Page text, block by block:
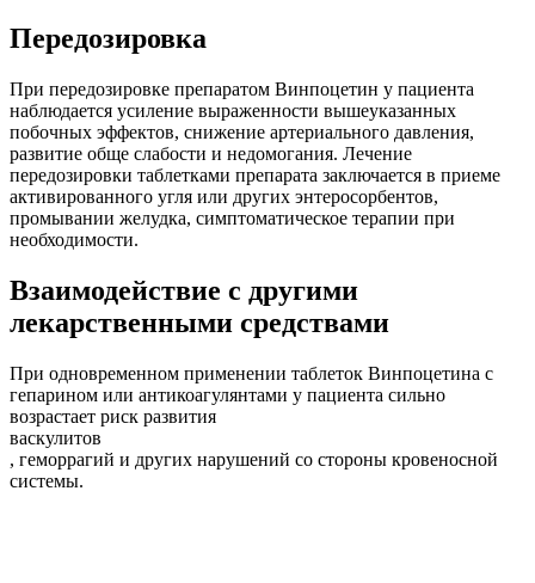
Передозировка
При передозировке препаратом Винпоцетин у пациента
наблюдается усиление выраженности вышеуказанных
побочных эффектов, снижение артериального давления,
развитие обще слабости и недомогания. Лечение
передозировки таблетками препарата заключается в приеме
активированного угля или других энтеросорбентов,
промывании желудка, симптоматическое терапии при
необходимости.
Взаимодействие с другими
лекарственными средствами
При одновременном применении таблеток Винпоцетина с
гепарином или антикоагулянтами у пациента сильно
возрастает риск развития
васкулитов
, геморрагий и других нарушений со стороны кровеносной
системы.